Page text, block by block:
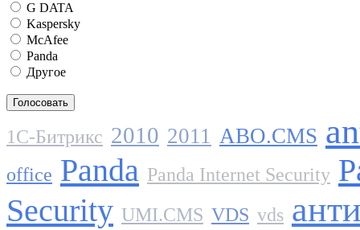
G DATA
Kaspersky
McAfee
Panda
Другое
1C-Битрикс 2010 2011 ABO.CMS
office Panda Panda Internet Security
Security UMI.CMS VDS vds